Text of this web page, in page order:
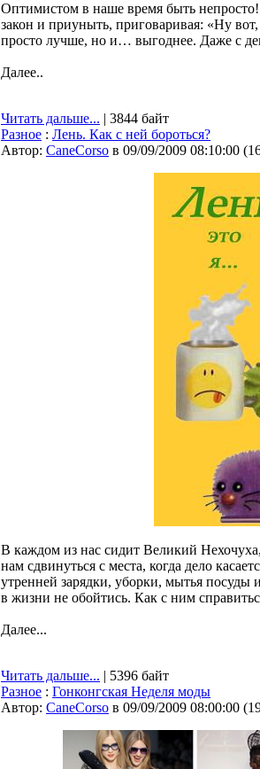
Оптимистом в наше время быть
закон и приуныть, приговаривая: «Ну
просто лучше, но и… выгоднее. Даже с
Далее..
Читать дальше... | 3844 байт
Разное : Лень. Как с ней бороться?
Автор: CaneCorso в 09/09/2009 08:10:00 (
В каждом из нас сидит Великий
нам сдвинуться с места, когда дело
утренней зарядки, уборки, мытья посуды
в жизни не обойтись. Как с ним
Далее...
Читать дальше... | 5396 байт
Разное : Гонконгская Неделя моды
Автор: CaneCorso в 09/09/2009 08:00:00 (